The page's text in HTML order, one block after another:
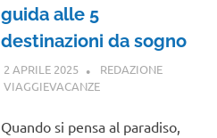
guida alle 5
destinazioni da sogno
2 APRILE 2025
REDAZIONE
VIAGGIEVACANZEOCEANIA
Quando si pensa al paradiso,